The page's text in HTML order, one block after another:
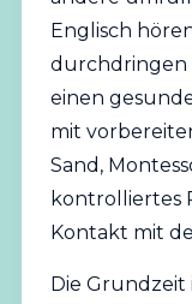
Englisch
durchdringen
einen
mit
Sand,
kontrolliertes
Kontakt mit
Die Grundzeit